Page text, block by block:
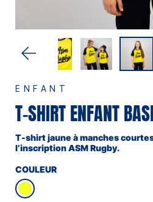
ENFANT
T-SHIRT ENFANT
T-shirt jaune à manches
l’inscription ASM Rugby.
COULEUR